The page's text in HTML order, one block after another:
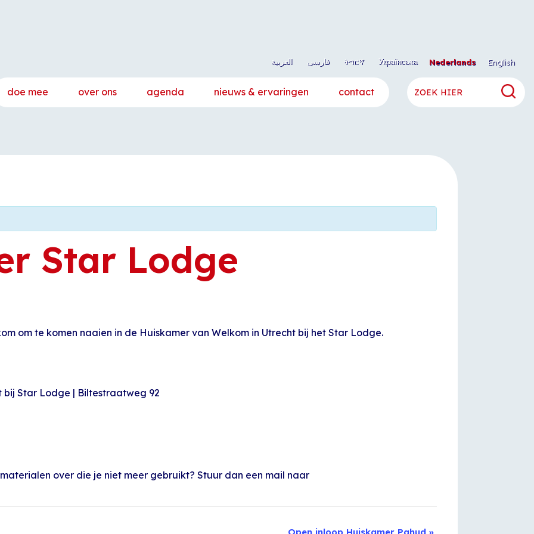
Nederlands English العربية فارسی ትግርኛ Українська
doe mee over ons agenda nieuws & ervaringen contact
Star Lodge
om te komen naaien in de Huiskamer van Welkom in Utrecht bij het Star Lodge.
bij Star Lodge | Biltestraatweg 92
over die je niet meer gebruikt? Stuur dan een mail naar